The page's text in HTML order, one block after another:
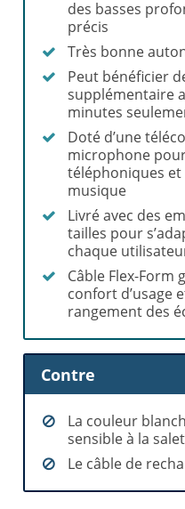
des basses
précis
Très bonne
Peut bénéficier
supplémentaire
minutes
Doté d’une
microphone
téléphoniques
musique
Livré avec des
tailles pour
chaque
Câble Flex-Form
confort d’usage
rangement des
Contre
La couleur
sensible à la
Le câble de